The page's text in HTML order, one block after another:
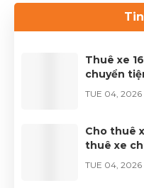
dịch vụ thuê xe uy tín,
Cảnh để được phục
Thuê xe
chuyển
TUE 04, 2026
Cho thuê
thuê xe
TUE 04, 2026